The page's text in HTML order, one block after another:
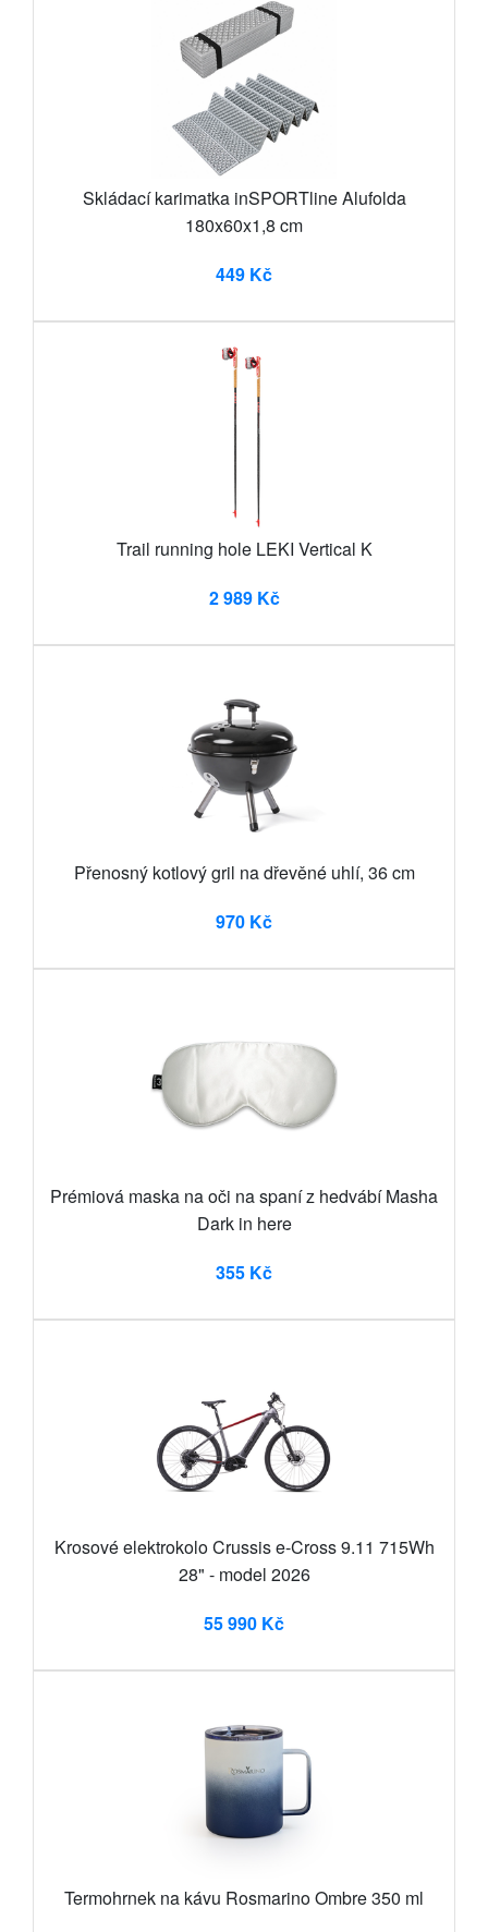
Skládací karimatka inSPORTline Alufolda
180x60x1,8 cm
449 Kč
Trail running hole LEKI Vertical K
2 989 Kč
Přenosný kotlový gril na dřevěné uhlí, 36 cm
970 Kč
Prémiová maska na oči na spaní z hedvábí Masha
Dark in here
355 Kč
Krosové elektrokolo Crussis e-Cross 9.11 715Wh
28" - model 2026
55 990 Kč
Termohrnek na kávu Rosmarino Ombre 350 ml